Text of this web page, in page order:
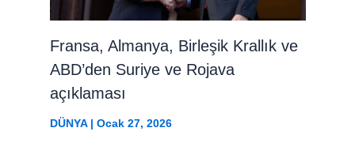
Fransa, Almanya, Birleşik Krallık ve
ABD’den Suriye ve Rojava
açıklaması
DÜNYA| Ocak 27, 2026